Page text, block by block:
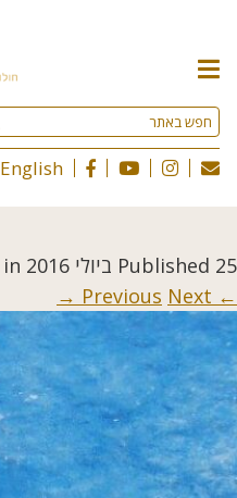
תפריט
האתר
English
Published 25 ביולי 2016 in
← Previous
Next →